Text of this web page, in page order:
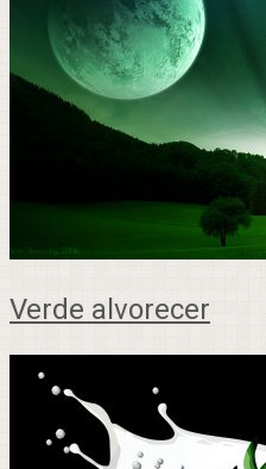
Verde alvorecer